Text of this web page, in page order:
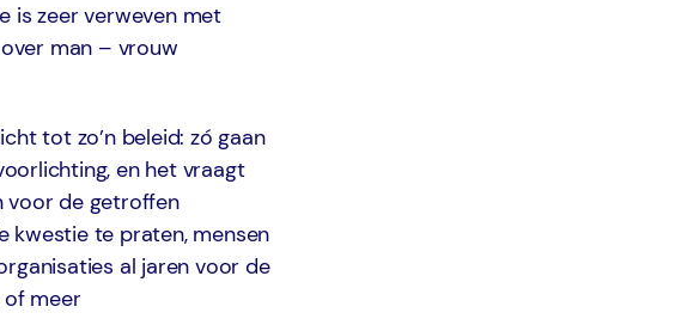
is zeer verweven met
man – vrouw
tot zo’n beleid: zó gaan
en het vraagt
voor de getroffen
kwestie te praten, mensen
al jaren voor de
of meer